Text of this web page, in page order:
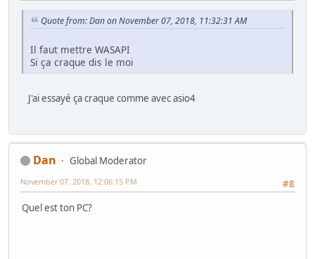
Quote from: Dan on November 07, 2018, 11:32:31 AM
Il faut mettre WASAPI
Si ça craque dis le moi
J'ai essayé ça craque comme avec asio4
Dan
Global Moderator
#8
November 07, 2018, 12:06:15 PM
Quel est ton PC?